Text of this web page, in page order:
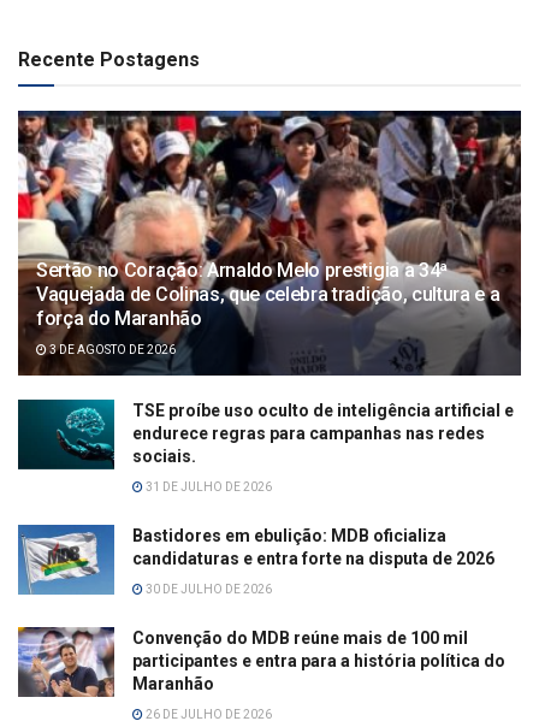
Recente Postagens
Sertão no Coração: Arnaldo Melo prestigia a 34ª
Vaquejada de Colinas, que celebra tradição, cultura e a
força do Maranhão
3 DE AGOSTO DE 2026
TSE proíbe uso oculto de inteligência artificial e
endurece regras para campanhas nas redes
sociais.
31 DE JULHO DE 2026
Bastidores em ebulição: MDB oficializa
candidaturas e entra forte na disputa de 2026
30 DE JULHO DE 2026
Convenção do MDB reúne mais de 100 mil
participantes e entra para a história política do
Maranhão
26 DE JULHO DE 2026